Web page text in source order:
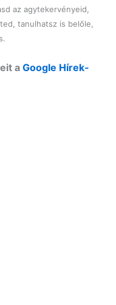
az agytekervényeid,
tanulhatsz is belőle,
a Google Hírek-